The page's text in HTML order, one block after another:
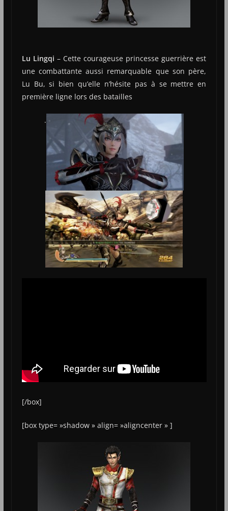
Lu Lingqi – Cette courageuse princesse guerrière est
une combattante aussi remarquable que son père,
Lu Bu, si bien qu’elle n’hésite pas à se mettre en
première ligne lors des batailles
.
[/box]
[box type= »shadow » align= »aligncenter » ]